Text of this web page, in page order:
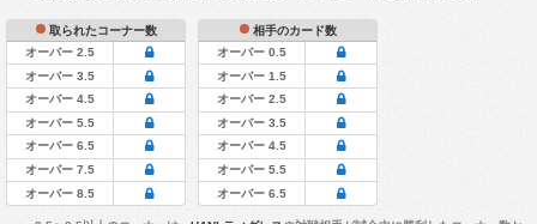
取られたコーナー数
オーバー 2.5
オーバー 3.5
オーバー 4.5
オーバー 5.5
オーバー 6.5
オーバー 7.5
オーバー 8.5
相手のカード数
オーバー 0.5
オーバー 1.5
オーバー 2.5
オーバー 3.5
オーバー 4.5
オーバー 5.5
オーバー 6.5